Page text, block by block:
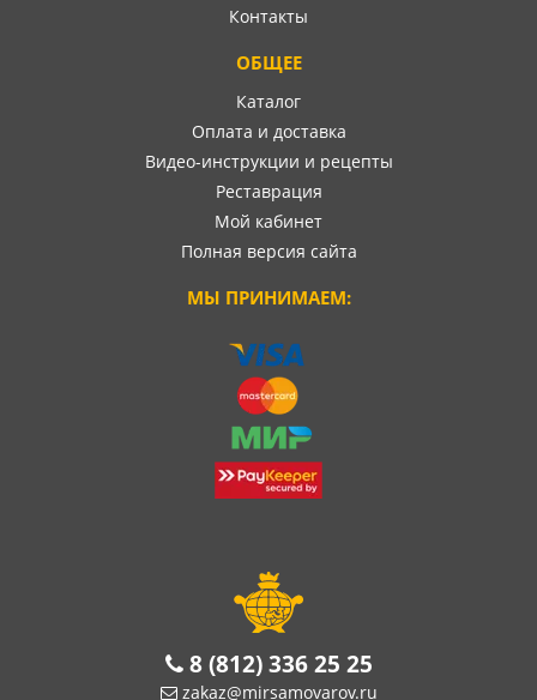
Контакты
ОБЩЕЕ
Каталог
Оплата и доставка
Видео-инструкции и рецепты
Реставрация
Мой кабинет
Полная версия сайта
МЫ ПРИНИМАЕМ:
8 (812) 336 25 25
zakaz@mirsamovarov.ru